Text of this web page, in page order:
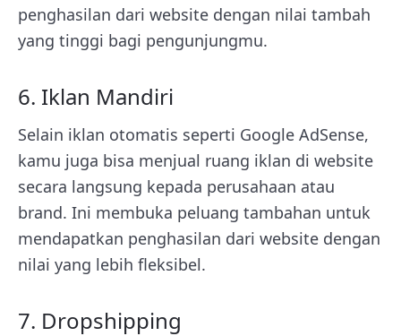
penghasilan dari website dengan nilai tambah
yang tinggi bagi pengunjungmu.
6. Iklan Mandiri
Selain iklan otomatis seperti Google AdSense,
kamu juga bisa menjual ruang iklan di website
secara langsung kepada perusahaan atau
brand. Ini membuka peluang tambahan untuk
mendapatkan penghasilan dari website dengan
nilai yang lebih fleksibel.
7. Dropshipping